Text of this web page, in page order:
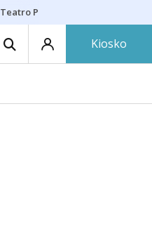
Teatro Principal
Kiosko